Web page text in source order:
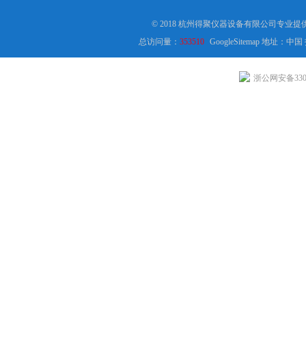
© 2018 杭州得聚仪器设备有限公司专业提
总访问量：353510 GoogleSitemap地址：中国
浙公网安备